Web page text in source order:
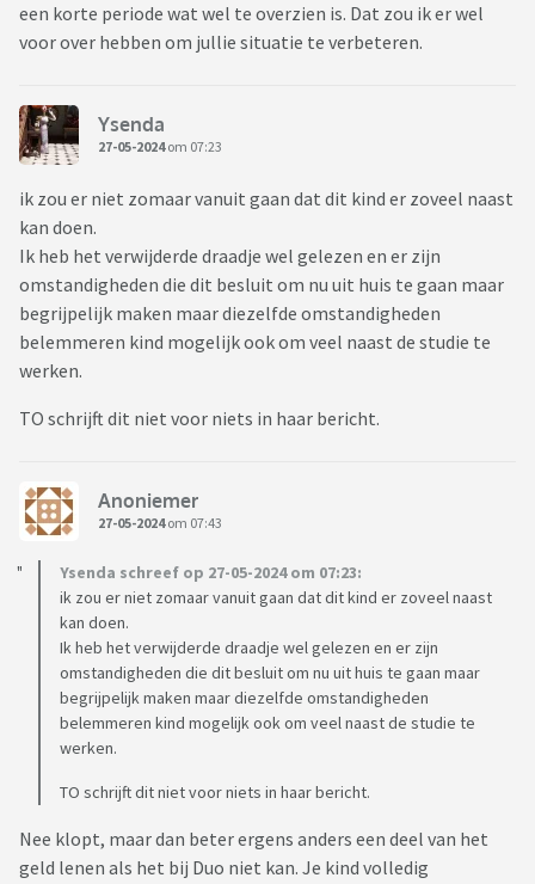
een korte periode wat wel te overzien is. Dat zou ik er wel
voor over hebben om jullie situatie te verbeteren.
Ysenda
27-05-2024om 07:23
ik zou er niet zomaar vanuit gaan dat dit kind er zoveel naast
kan doen.
Ik heb het verwijderde draadje wel gelezen en er zijn
omstandigheden die dit besluit om nu uit huis te gaan maar
begrijpelijk maken maar diezelfde omstandigheden
belemmeren kind mogelijk ook om veel naast de studie te
werken.
TO schrijft dit niet voor niets in haar bericht.
Anoniemer
27-05-2024om 07:43
Ysenda schreef op 27-05-2024 om 07:23:
ik zou er niet zomaar vanuit gaan dat dit kind er zoveel naast
kan doen.
Ik heb het verwijderde draadje wel gelezen en er zijn
omstandigheden die dit besluit om nu uit huis te gaan maar
begrijpelijk maken maar diezelfde omstandigheden
belemmeren kind mogelijk ook om veel naast de studie te
werken.
TO schrijft dit niet voor niets in haar bericht.
Nee klopt, maar dan beter ergens anders een deel van het
geld lenen als het bij Duo niet kan. Je kind volledig